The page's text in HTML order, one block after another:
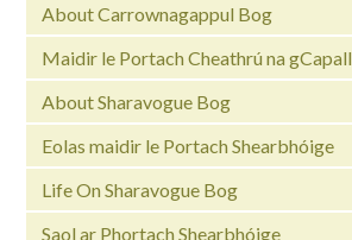
About Carrownagappul Bog
Maidir le Portach Cheathrú na gCapall
About Sharavogue Bog
Eolas maidir le Portach Shearbhóige
Life On Sharavogue Bog
Saol ar Phortach Shearbhóige